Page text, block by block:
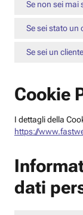
Se non sei mai
Se sei stato un
Se sei un
Cookie
I dettagli della
https://
dati